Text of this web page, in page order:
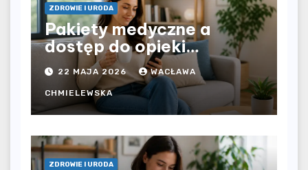
ZDROWIE I URODA
Pakiety medyczne a
dostęp do opieki
zdrowotnej bez
ograniczeń czasowych –
czy prywatna opieka daje
większą swobodę?
22 MAJA 2026 WACŁAWA
CHMIELEWSKA
ZDROWIE I URODA